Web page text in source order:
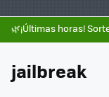
🌿¡Últimas horas!
jailbreak